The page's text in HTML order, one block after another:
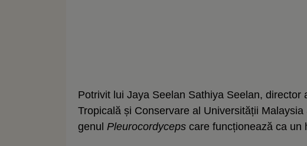
Potrivit lui Jaya Seelan Sathiya Seelan, director
Tropicală și Conservare al Universității
genul Pleurocordyceps care funcționează ca un